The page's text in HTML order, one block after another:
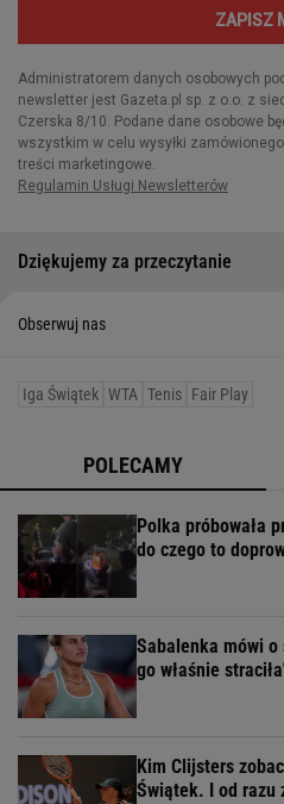
Dziękujemy za przeczytanie
Obserwuj nas
Iga Świątek WTA Tenis Fair Play
POLECAMY
Polka próbowała
do czego to
Sabalenka mówi o
go właśnie
Kim Clijsters
Świątek. I od razu